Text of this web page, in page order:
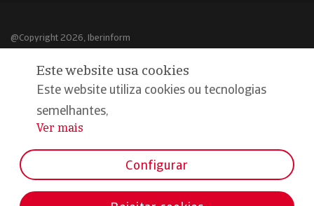
@Copyright 2026, Iberinform
Aviso legal
Política de cookies
Declaração de privacidade
Este website usa cookies
Este website utiliza cookies ou tecnologias
semelhantes,
...
Ver mais
Configurar